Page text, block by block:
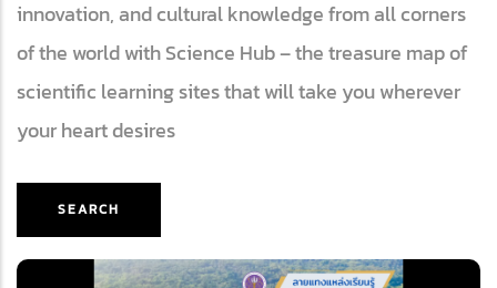
innovation, and cultural knowledge from all corners
of the world with Science Hub – the treasure map of
scientific learning sites that will take you wherever
your heart desires
SEARCH